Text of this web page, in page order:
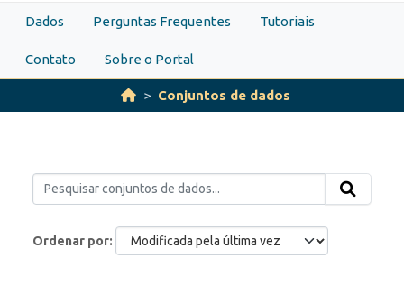
Dados Perguntas Frequentes Tutoriais
Contato Sobre o Portal
Conjuntos de dados
Ordenar por